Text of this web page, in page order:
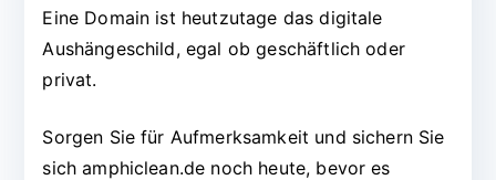
Eine Domain ist heutzutage das digitale
Aushängeschild, egal ob geschäftlich oder
privat.
Sorgen Sie für Aufmerksamkeit und sichern Sie
sich amphiclean.de noch heute, bevor es